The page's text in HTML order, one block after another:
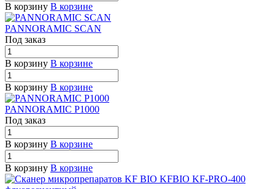
В корзину В корзине
PANNORAMIC SCAN
Под заказ
В корзину В корзине
В корзину В корзине
PANNORAMIC P1000
Под заказ
В корзину В корзине
В корзину В корзине